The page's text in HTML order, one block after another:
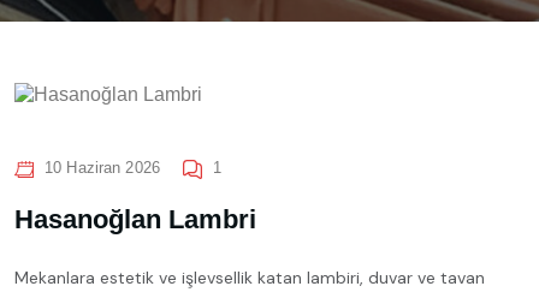
10 Haziran 2026 1
Hasanoğlan Lambri
Mekanlara estetik ve işlevsellik katan lambiri, duvar ve tavan